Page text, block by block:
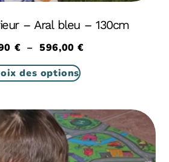
– Aral bleu – 130cm
€ – 596,00€
des options